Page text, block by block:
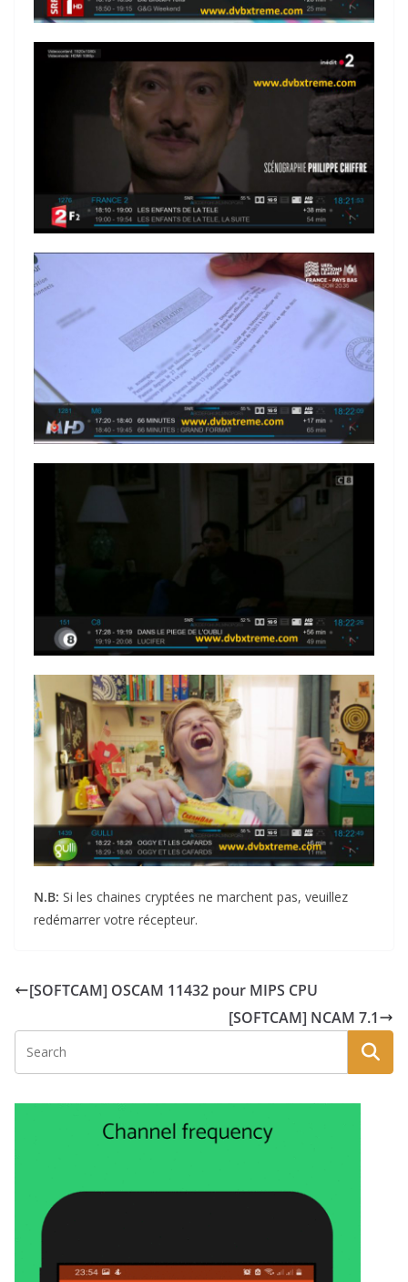
N.B: Si les chaines cryptées ne marchent pas, veuillez
redémarrer votre récepteur.
[SOFTCAM] OSCAM 11432 pour MIPS CPU
[SOFTCAM] NCAM 7.1